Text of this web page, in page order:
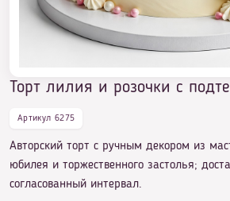
Торт лилия и розочки с
Артикул 6275
Авторский торт с ручным декором из
юбилея и торжественного застолья;
согласованный интервал.